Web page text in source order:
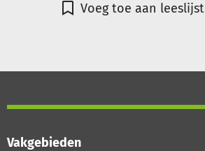
Voeg toe aan leeslijst
Vakgebieden